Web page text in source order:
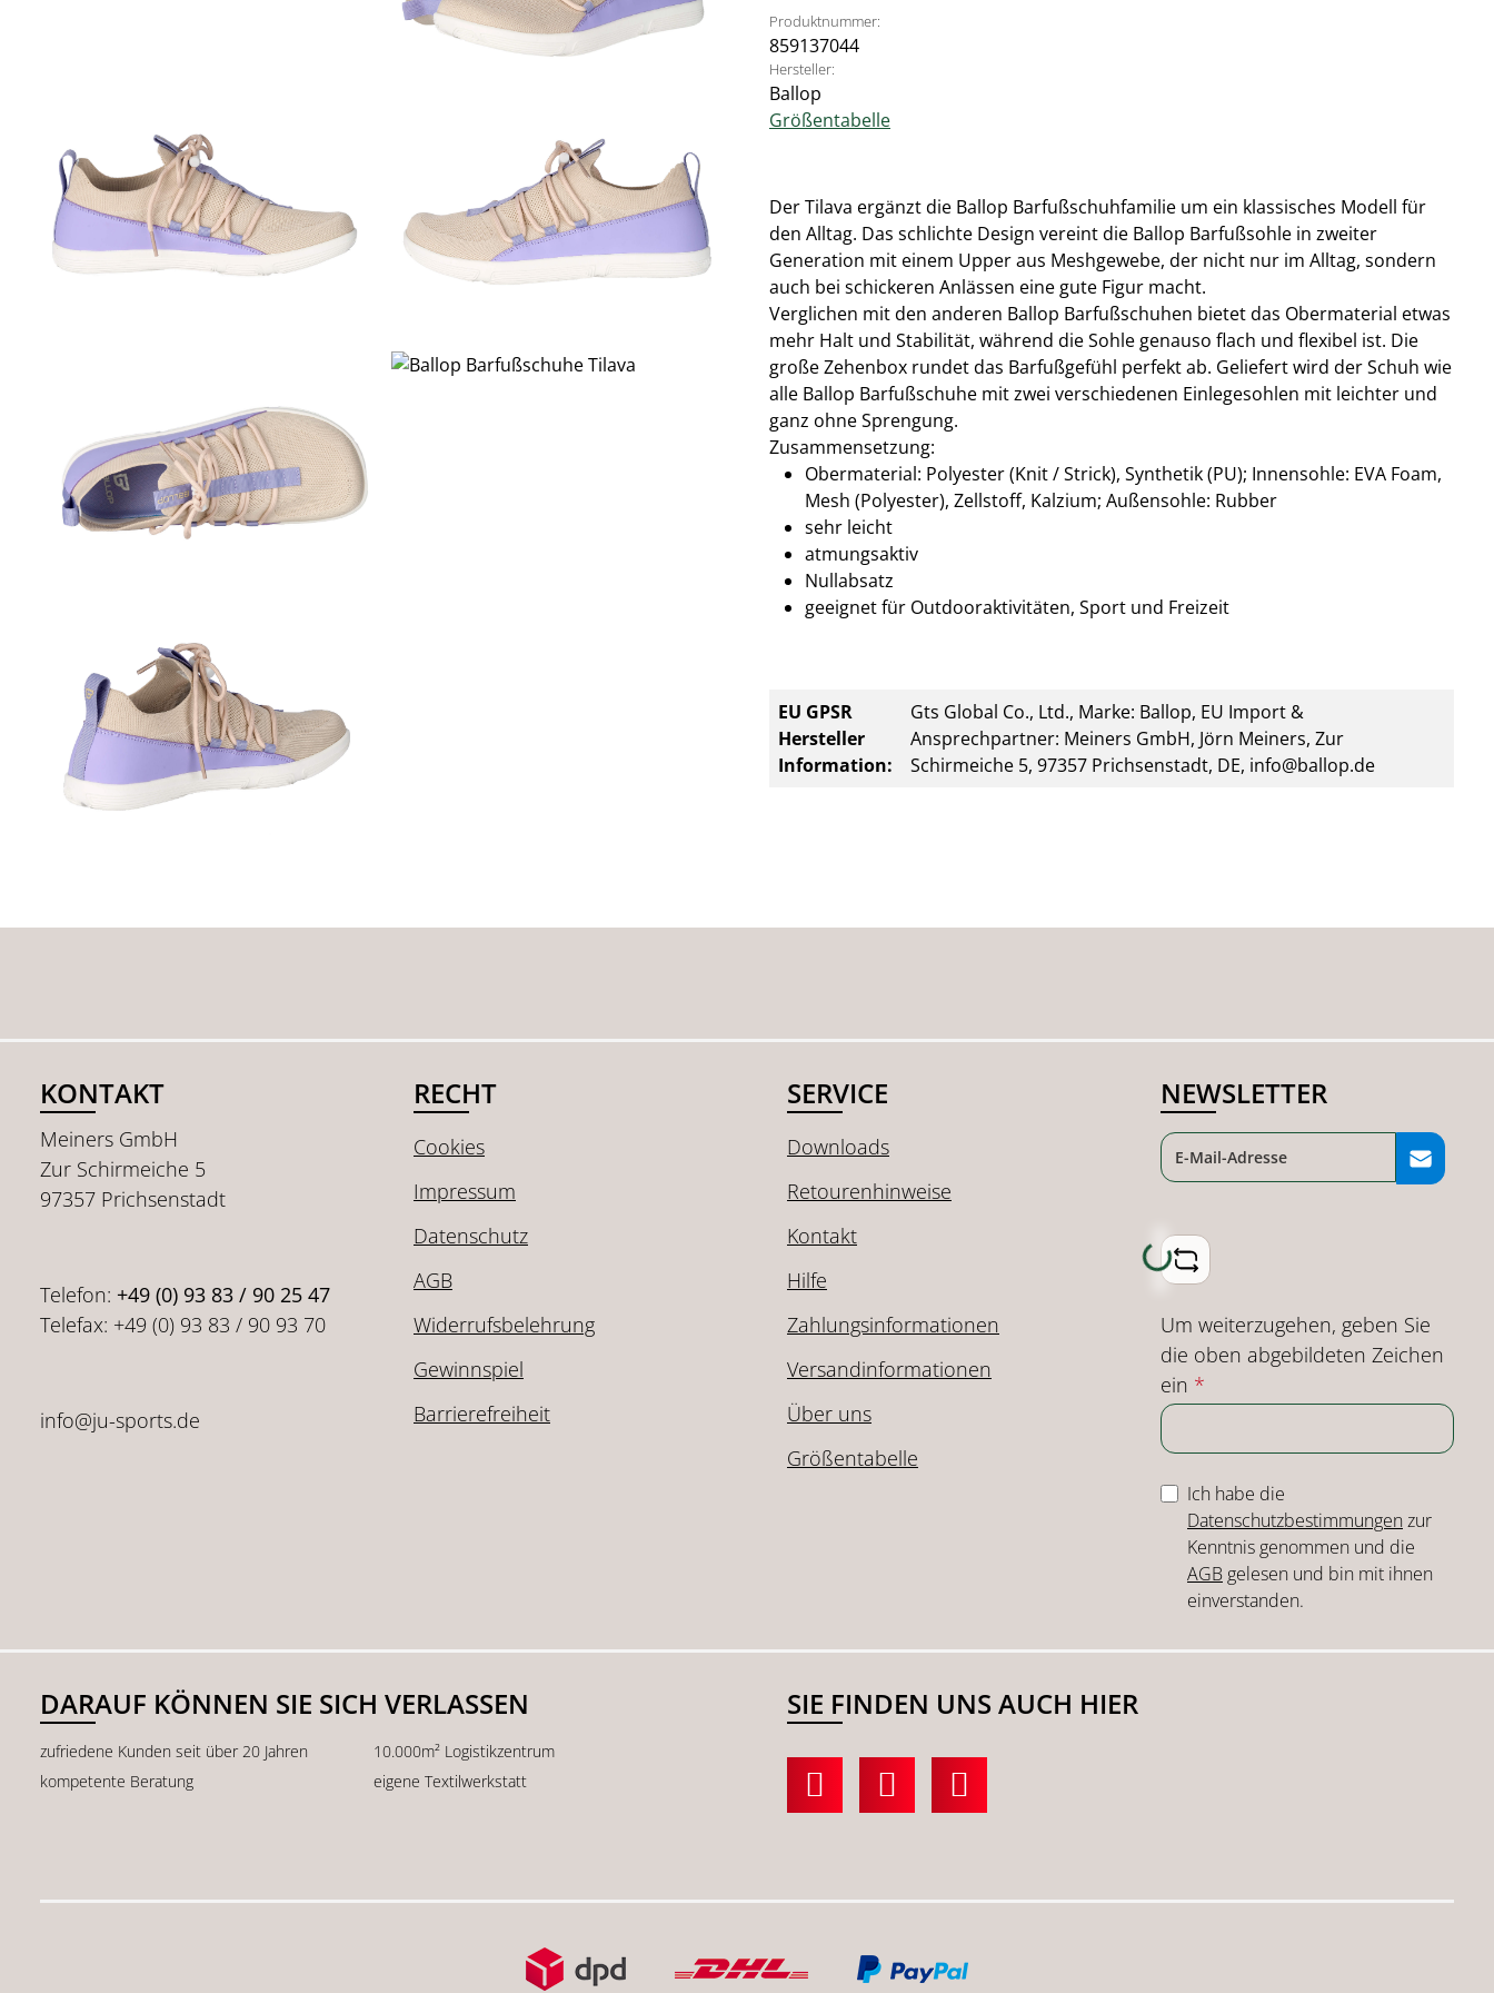
Produktnummer:
859137044
Hersteller:
Ballop
Größentabelle
Der Tilava ergänzt die Ballop Barfußschuhfamilie um ein klassisches Modell für
den Alltag. Das schlichte Design vereint die Ballop Barfußsohle in zweiter
Generation mit einem Upper aus Meshgewebe, der nicht nur im Alltag, sondern
auch bei schickeren Anlässen eine gute Figur macht.
Verglichen mit den anderen Ballop Barfußschuhen bietet das Obermaterial etwas
mehr Halt und Stabilität, während die Sohle genauso flach und flexibel ist. Die
große Zehenbox rundet das Barfußgefühl perfekt ab. Geliefert wird der Schuh wie
alle Ballop Barfußschuhe mit zwei verschiedenen Einlegesohlen mit leichter und
ganz ohne Sprengung.
Zusammensetzung:
Obermaterial: Polyester (Knit / Strick), Synthetik (PU); Innensohle: EVA Foam,
Mesh (Polyester), Zellstoff, Kalzium; Außensohle: Rubber
sehr leicht
atmungsaktiv
Nullabsatz
geeignet für Outdooraktivitäten, Sport und Freizeit
EU GPSR
Hersteller
Information:
Gts Global Co., Ltd., Marke: Ballop, EU Import &
Ansprechpartner: Meiners GmbH, Jörn Meiners, Zur
Schirmeiche 5, 97357 Prichsenstadt, DE, info@ballop.de
KONTAKT
Meiners GmbH
Zur Schirmeiche 5
97357 Prichsenstadt
Telefon: +49 (0) 93 83 / 90 25 47
Telefax: +49 (0) 93 83 / 90 93 70
info@ju-sports.de
RECHT
Cookies
Impressum
Datenschutz
AGB
Widerrufsbelehrung
Gewinnspiel
Barrierefreiheit
SERVICE
Downloads
Retourenhinweise
Kontakt
Hilfe
Zahlungsinformationen
Versandinformationen
Über uns
Größentabelle
NEWSLETTER
Loading...
Um weiterzugehen, geben Sie
die oben abgebildeten Zeichen
ein *
Ich habe die
Datenschutzbestimmungenzur
Kenntnis genommen und die
AGB gelesen und bin mit ihnen
einverstanden.
DARAUF KÖNNEN SIE SICH VERLASSEN
zufriedene Kunden seit über 20 Jahren
10.000m² Logistikzentrum
kompetente Beratung
eigene Textilwerkstatt
SIE FINDEN UNS AUCH HIER